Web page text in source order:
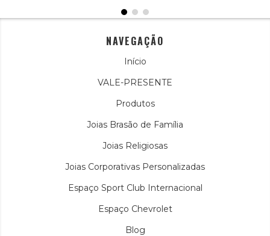
NAVEGAÇÃO
Início
VALE-PRESENTE
Produtos
Joias Brasão de Família
Joias Religiosas
Joias Corporativas Personalizadas
Espaço Sport Club Internacional
Espaço Chevrolet
Blog